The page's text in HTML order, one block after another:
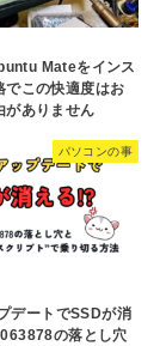
Mateをインス
でこの快適度はお
がありません
パソコンの事
デートでSSDが消
の落とし穴